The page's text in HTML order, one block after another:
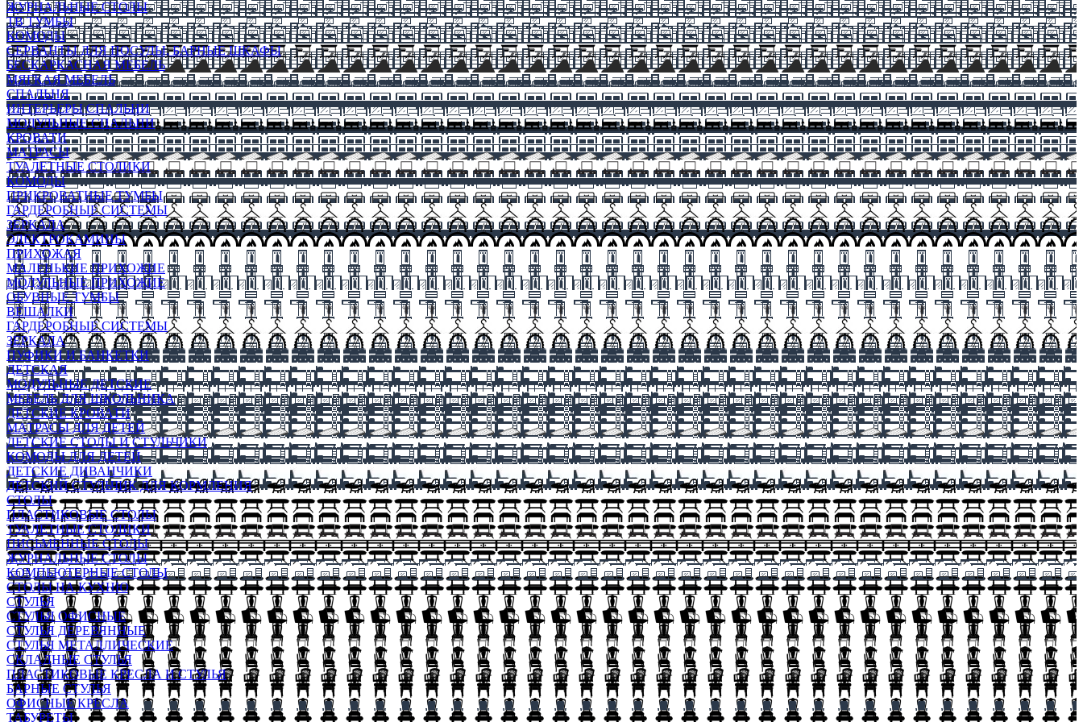
ЖУРНАЛЬНЫЕ СТОЛЫ
ТВ ТУМБЫ
КОМОДЫ
СЕРВАНТЫ ДЛЯ ПОСУДЫ, БАРНЫЕ ШКАФЫ
БЕСКАРКАСНАЯ МЕБЕЛЬ
МЯГКАЯ МЕБЕЛЬ
СПАЛЬНЯ
ИНТЕРЬЕРЫ СПАЛЬНИ
МОДУЛЬНЫЕ СПАЛЬНИ
КРОВАТИ
МАТРАСЫ
ТУАЛЕТНЫЕ СТОЛИКИ
КОМОДЫ
ПРИКРОВАТНЫЕ ТУМБЫ
ГАРДЕРОБНЫЕ СИСТЕМЫ
ЗЕРКАЛА
ЭЛЕКТРОКАМИНЫ
ПРИХОЖАЯ
МАЛЕНЬКИЕ ПРИХОЖИЕ
МОДУЛЬНЫЕ ПРИХОЖИЕ
ОБУВНЫЕ ТУМБЫ
ВЕШАЛКИ
ГАРДЕРОБНЫЕ СИСТЕМЫ
ЗЕРКАЛА
ПУФИКИ И БАНКЕТКИ
ДЕТСКАЯ
МОДУЛЬНЫЕ ДЕТСКИЕ
МЕБЕЛЬ ДЛЯ ШКОЛЬНИКА
ДЕТСКИЕ КРОВАТИ
МАТРАСЫ ДЛЯ ДЕТЕЙ
ДЕТСКИЕ СТОЛЫ И СТУЛЬЧИКИ
КОМОДЫ ДЛЯ ДЕТЕЙ
ДЕТСКИЕ ДИВАНЧИКИ
ДЕТСКИЙ СТУЛЬЧИК ДЛЯ КОРМЛЕНИЯ
СТОЛЫ
ПЛАСТИКОВЫЕ СТОЛЫ
ТУАЛЕТНЫЕ СТОЛИКИ
ПИСЬМЕННЫЕ СТОЛЫ
ЖУРНАЛЬНЫЕ СТОЛЫ
КОМПЬЮТЕРНЫЕ СТОЛЫ
СТОЛЫ НА КУХНЮ
СТУЛЬЯ
СТУЛЬЯ ОФИСНЫЕ
СТУЛЬЯ ДЕРЕВЯННЫЕ
СТУЛЬЯ МЕТАЛЛИЧЕСКИЕ
СКЛАДНЫЕ СТУЛЬЯ
ПЛАСТИКОВЫЕ КРЕСЛА И СТУЛЬЯ
БАРНЫЕ СТУЛЬЯ
ОФИСНЫЕ КРЕСЛА
ТАБУРЕТЫ